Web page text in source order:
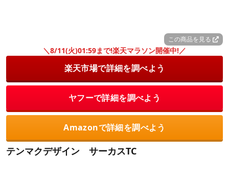
この商品を見る
＼8/11(火)01:59まで!楽天マラソン開催中!／
楽天市場で詳細を調べよう
ヤフーで詳細を調べよう
Amazonで詳細を調べよう
テンマクデザイン サーカスTC